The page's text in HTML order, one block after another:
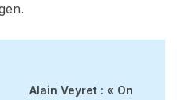
Alain Veyret : « On